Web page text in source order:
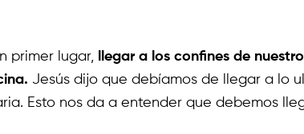
primer lugar,
llegar a los confines de
Jesús dijo que debíamos de llegar a lo
Esto nos da a entender que debemos